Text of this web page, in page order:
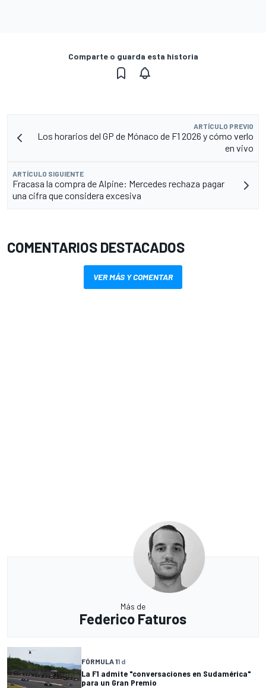
Comparte o guarda esta historia
ARTÍCULO PREVIO
Los horarios del GP de Mónaco de F1 2026 y cómo verlo
en vivo
ARTÍCULO SIGUIENTE
Fracasa la compra de Alpine: Mercedes rechaza pagar
una cifra que considera excesiva
COMENTARIOS DESTACADOS
VER MÁS Y COMENTAR
Más de
Federico Faturos
FÓRMULA 11 d
La F1 admite "conversaciones en Sudamérica"
para un Gran Premio